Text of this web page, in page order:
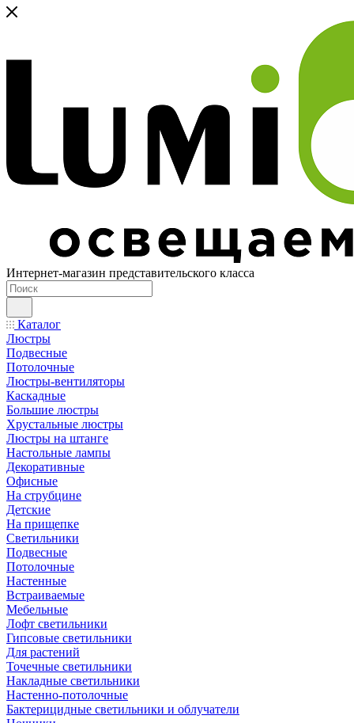
Интернет-магазин представительского класса
Каталог
Люстры
Подвесные
Потолочные
Люстры-вентиляторы
Каскадные
Большие люстры
Хрустальные люстры
Люстры на штанге
Настольные лампы
Декоративные
Офисные
На струбцине
Детские
На прищепке
Светильники
Подвесные
Потолочные
Настенные
Встраиваемые
Мебельные
Лофт светильники
Гипсовые светильники
Для растений
Точечные светильники
Накладные светильники
Настенно-потолочные
Бактерицидные светильники и облучатели